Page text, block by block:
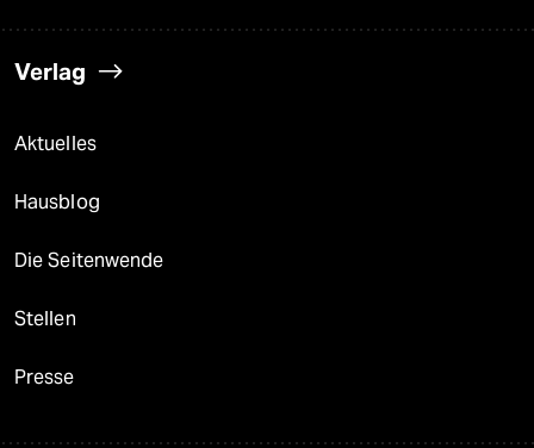
Verlag
Aktuelles
Hausblog
Die Seitenwende
Stellen
Presse